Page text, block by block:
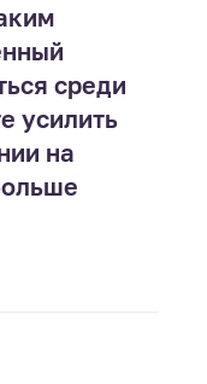
среди
усилить
на